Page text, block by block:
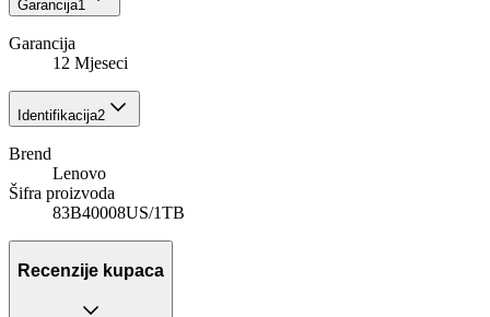
Garancija1
Garancija
12 Mjeseci
Identifikacija2
Brend
Lenovo
Šifra proizvoda
83B40008US/1TB
Recenzije kupaca